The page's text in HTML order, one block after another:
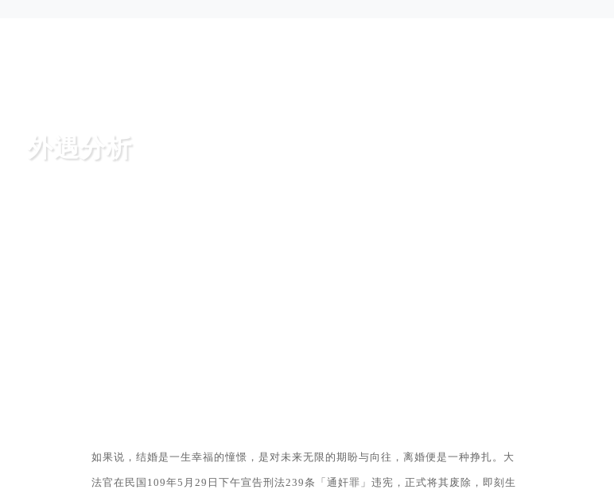
外遇分析
如果说，结婚是一生幸福的憧憬，是对未来无限的期盼与向往，离婚便是一种挣扎。大
法官在民国109年5月29日下午宣告刑法239条「通奸罪」违宪，正式将其废除，即刻生